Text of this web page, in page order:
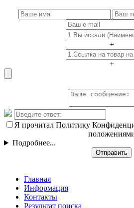
+
+
Я прочитал Политику
Подробнее...
Отправить
Главная
Информация
Контакты
Результат поиска